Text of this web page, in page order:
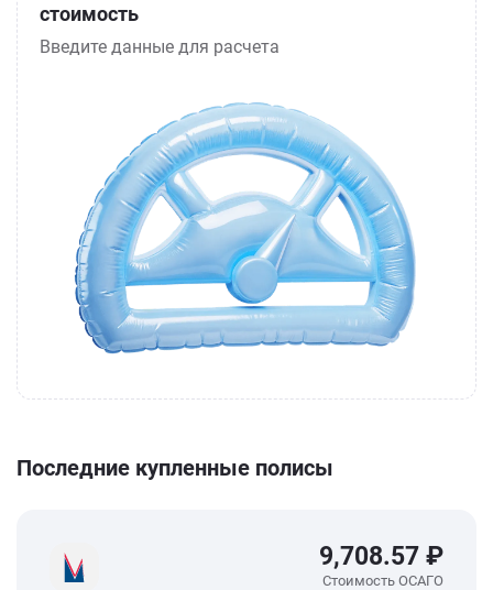
стоимость
Введите данные для расчета
Последние купленные полисы
9,708.57 ₽
Стоимость ОСАГО